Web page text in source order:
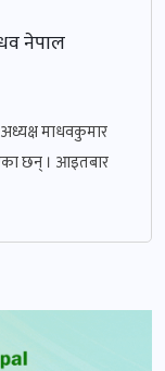
नेपाल
माधवकुमार
छन् । आइतबार